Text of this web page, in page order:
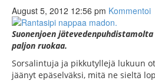
August 5, 2012 12:56 pm Kommentoi
Suonenjoen
paljon ruokaa.
Sorsalintuja ja pikkutyllejä lukuun
jäänyt epäselväksi, mitä ne sieltä